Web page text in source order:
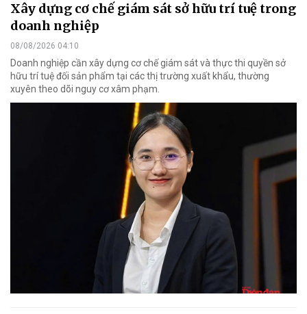
Xây dựng cơ chế giám sát sở hữu trí tuệ trong
doanh nghiệp
08/08/2026 04:10
Doanh nghiệp cần xây dựng cơ chế giám sát và thực thi quyền sở
hữu trí tuệ đối sản phẩm tại các thị trường xuất khẩu, thường
xuyên theo dõi nguy cơ xâm phạm.